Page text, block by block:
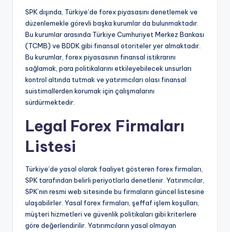
SPK dışında, Türkiye’de forex piyasasını denetlemek ve
düzenlemekle görevli başka kurumlar da bulunmaktadır.
Bu kurumlar arasında Türkiye Cumhuriyet Merkez Bankası
(TCMB) ve BDDK gibi finansal otoriteler yer almaktadır.
Bu kurumlar, forex piyasasının finansal istikrarını
sağlamak, para politikalarını etkileyebilecek unsurları
kontrol altında tutmak ve yatırımcıları olası finansal
suistimallerden korumak için çalışmalarını
sürdürmektedir.
Legal Forex Firmaları
Listesi
Türkiye’de yasal olarak faaliyet gösteren forex firmaları,
SPK tarafından belirli periyotlarla denetlenir. Yatırımcılar,
SPK’nın resmi web sitesinde bu firmaların güncel listesine
ulaşabilirler. Yasal forex firmaları, şeffaf işlem koşulları,
müşteri hizmetleri ve güvenlik politikaları gibi kriterlere
göre değerlendirilir. Yatırımcıların yasal olmayan